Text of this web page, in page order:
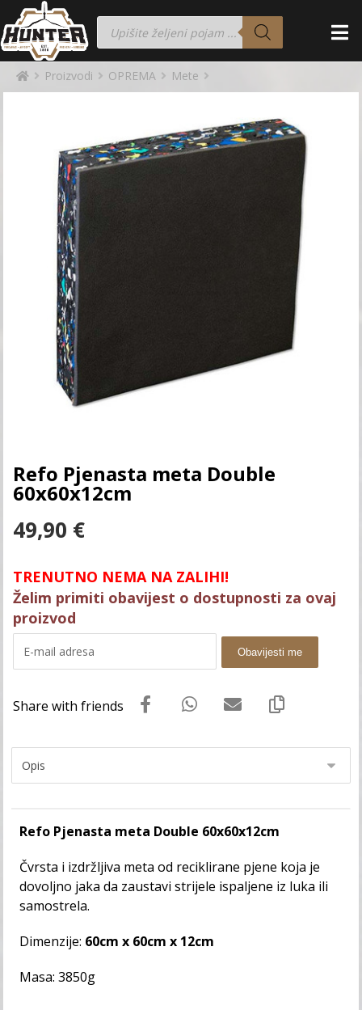
Proizvodi OPREMA Mete
Refo Pjenasta meta Double
60x60x12cm
49,90 €
TRENUTNO NEMA NA ZALIHI!
Želim primiti obavijest o dostupnosti za ovaj
proizvod
Obavijesti me
Refo Pjenasta meta Double 60x60x12cm
Čvrsta i izdržljiva meta od reciklirane pjene koja je
dovoljno jaka da zaustavi strijele ispaljene iz luka ili
samostrela.
Dimenzije: 60cm x 60cm x 12cm
Masa: 3850g